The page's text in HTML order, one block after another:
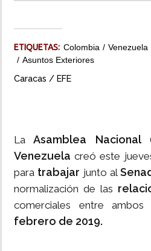
ETIQUETAS: Colombia Venezuela
Asuntos Exteriores
Caracas / EFE
La Asamblea Nacional
Venezuelacreó este
para trabajar junto al
normalización de las
comerciales entre ambos
febrero de 2019.